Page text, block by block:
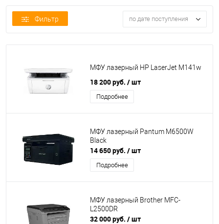
Фильтр по дате поступления
МФУ лазерный HP LaserJet M141w
18 200 руб. / шт
Подробнее
МФУ лазерный Pantum M6500W
Black
14 650 руб. / шт
Подробнее
МФУ лазерный Brother MFC-
L2500DR
32 000 руб. / шт